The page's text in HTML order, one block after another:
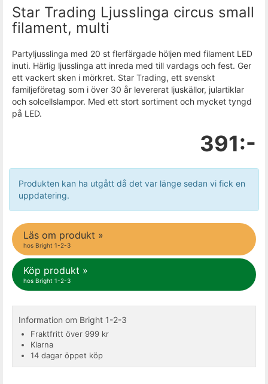
Star Trading Ljusslinga circus small
filament, multi
Partyljusslinga med 20 st flerfärgade höljen med filament LED
inuti. Härlig ljusslinga att inreda med till vardags och fest. Ger
ett vackert sken i mörkret. Star Trading, ett svenskt
familjeföretag som i över 30 år levererat ljuskällor, julartiklar
och solcellslampor. Med ett stort sortiment och mycket tyngd
på LED.
391:-
Produkten kan ha utgått då det var länge sedan vi fick en
uppdatering.
Läs om produkt »
hos Bright 1-2-3
Köp produkt »
hos Bright 1-2-3
Information om Bright 1-2-3
Fraktfritt över 999 kr
Klarna
14 dagar öppet köp